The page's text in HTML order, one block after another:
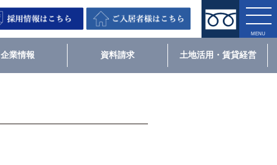
企業情報 資料請求 土地活用・賃貸経営